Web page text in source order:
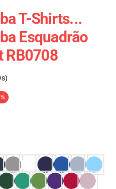
T-Shirts...
Esquadrão
RB0708